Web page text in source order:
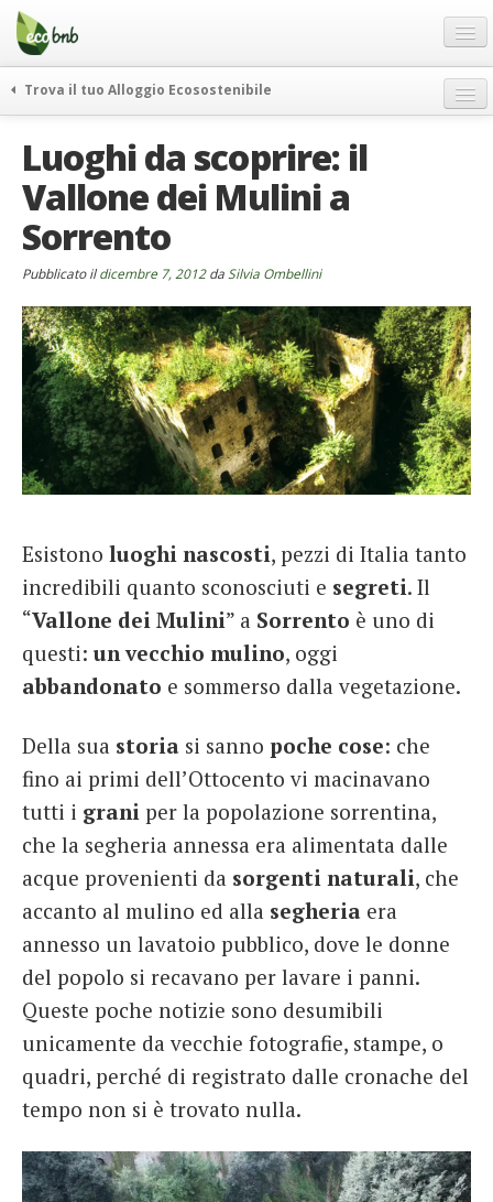
Menu
Salta
contenuto
Offerte Speciali
Regali
FAQ
Chi Siamo
Partner
Contatti
Italiano
German
English
Spanish
Italiano
Trova il tuo Alloggio Ecosostenibile
itinerari
curiosità
vivere e viaggiare verde
rassegna stampa
Luoghi da scoprire: il
Vallone dei Mulini a
Sorrento
Pubblicato ildicembre 7, 2012da Silvia Ombellini
Esistono luoghi nascosti, pezzi di Italia tanto
incredibili quanto sconosciuti e segreti. Il
“Vallone dei Mulini” a Sorrento è uno di
questi: un vecchio mulino, oggi
abbandonato e sommerso dalla vegetazione.
Della sua storia si sanno poche cose: che
fino ai primi dell’Ottocento vi macinavano
tutti i grani per la popolazione sorrentina,
che la segheria annessa era alimentata dalle
acque provenienti da sorgenti naturali, che
accanto al mulino ed alla segheria era
annesso un lavatoio pubblico, dove le donne
del popolo si recavano per lavare i panni.
Queste poche notizie sono desumibili
unicamente da vecchie fotografie, stampe, o
quadri, perché di registrato dalle cronache del
tempo non si è trovato nulla.